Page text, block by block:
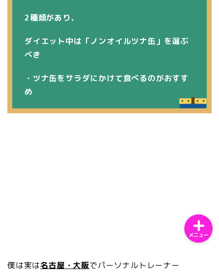
2種類があり、
ダイエット中は「ノンオイルツナ缶」を選ぶ
べき
・ツナ缶をサラダにかけて食べるのがおすす
め
僕は実は名古屋・大阪でパーソナルトレーナー
メニュー
ホーム